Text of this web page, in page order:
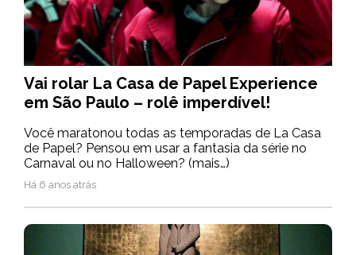
Vai rolar La Casa de Papel Experience
em São Paulo – rolê imperdível!
Você maratonou todas as temporadas de La Casa
de Papel? Pensou em usar a fantasia da série no
Carnaval ou no Halloween? (mais…)
Há 6 anos atrás